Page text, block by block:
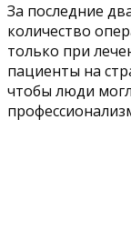
За последние
количество
только при
пациенты на
чтобы люди